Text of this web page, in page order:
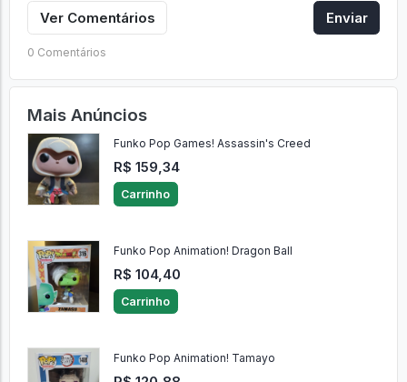
Ver Comentários Enviar
0 Comentários
Mais Anúncios
Funko Pop Games! Assassin's Creed
R$ 159,34
Carrinho
Funko Pop Animation! Dragon Ball
R$ 104,40
Carrinho
Funko Pop Animation! Tamayo